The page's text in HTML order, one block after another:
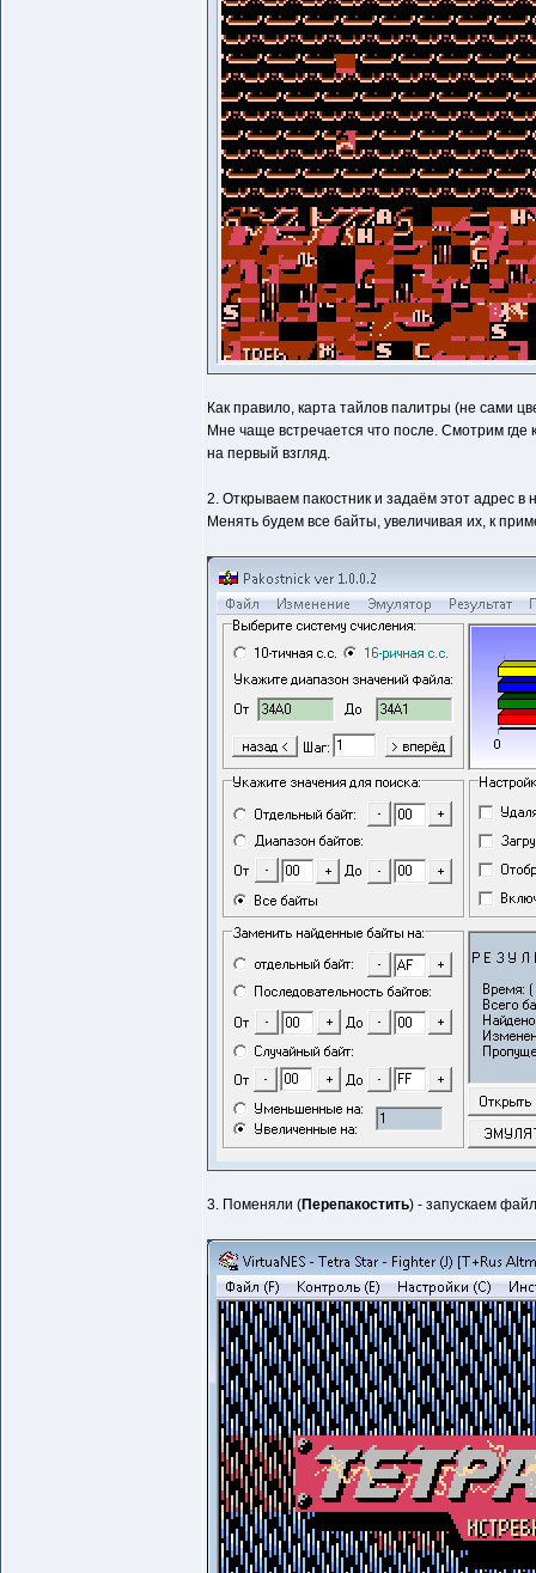
Как правило, карта тайлов палитры (не сами
Мне чаще встречается что после. Смотрим где
на первый взгляд.
2. Открываем пакостник и задаём этот адрес
Менять будем все байты, увеличивая их, к
3. Поменяли (Перепакостить) - запускаем